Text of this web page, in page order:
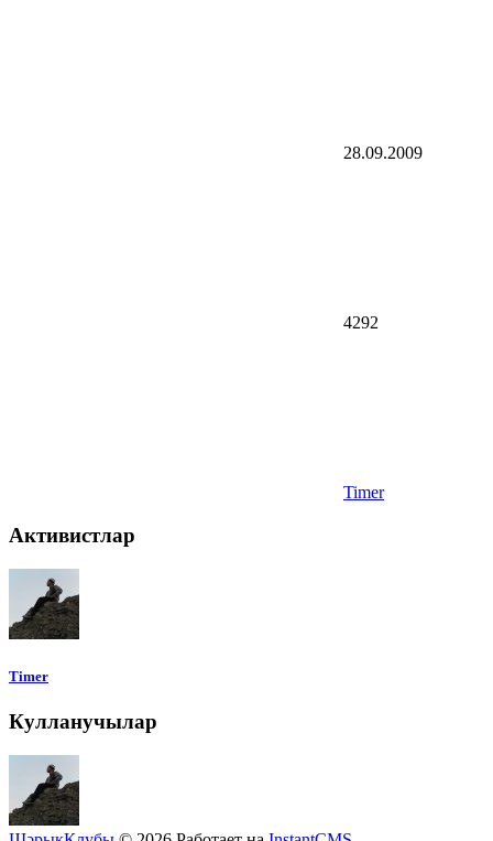
28.09.2009
4292
Timer
Активистлар
Timer
Кулланучылар